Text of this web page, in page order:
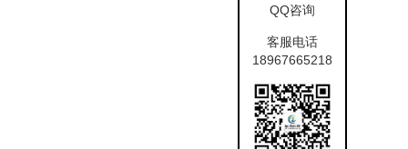
QQ咨询
客服电话
18967665218